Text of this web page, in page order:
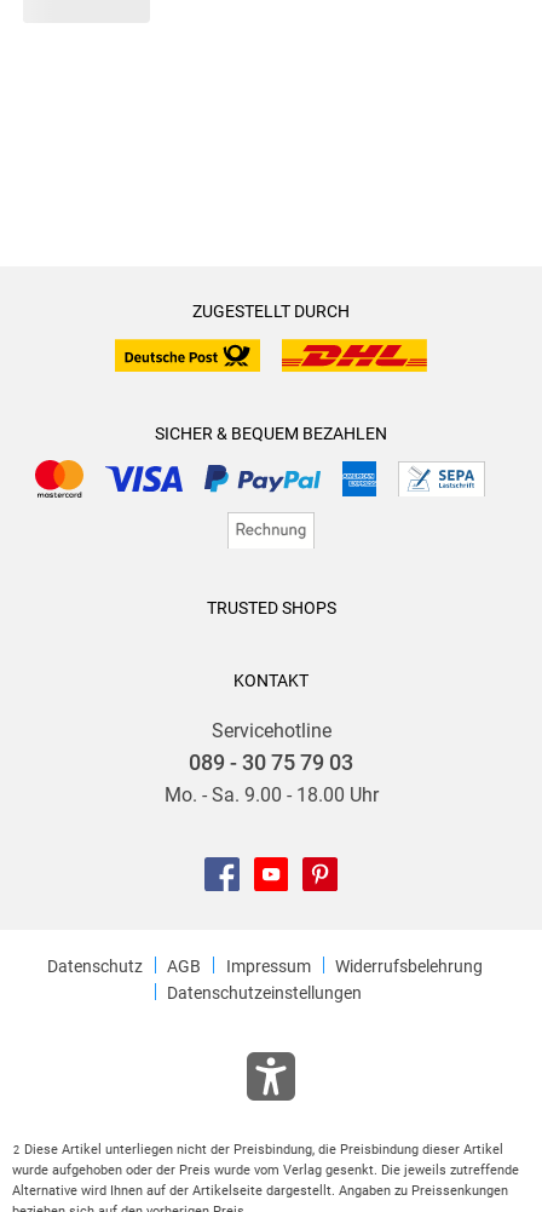
ZUGESTELLT DURCH
SICHER & BEQUEM BEZAHLEN
TRUSTED SHOPS
KONTAKT
Servicehotline
089 - 30 75 79 03
Mo. - Sa. 9.00 - 18.00 Uhr
Datenschutz AGB Impressum
Widerrufsbelehrung
Datenschutzeinstellungen
2
Diese Artikel unterliegen nicht der Preisbindung, die Preisbindung dieser Artikel
wurde aufgehoben oder der Preis wurde vom Verlag gesenkt. Die jeweils zutreffende
Alternative wird Ihnen auf der Artikelseite dargestellt. Angaben zu Preissenkungen